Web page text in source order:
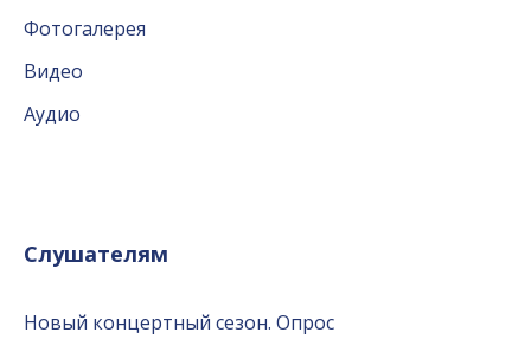
Фотогалерея
Видео
Аудио
Слушателям
Новый концертный сезон. Опрос